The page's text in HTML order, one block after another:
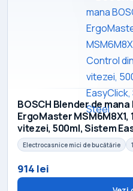
BOSCH Blender de mana
ErgoMaster
vitezei, 500ml, Sistem
Electrocasnice mici de bucătărie
914 lei